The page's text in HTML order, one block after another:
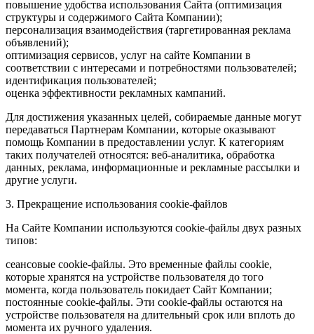
повышение удобства использования Сайта (оптимизация
структуры и содержимого Сайта Компании);
персонализация взаимодействия (таргетированная реклама
объявлений);
оптимизация сервисов, услуг на сайте Компании в
соответствии с интересами и потребностями пользователей;
идентификация пользователей;
оценка эффективности рекламных кампаний.
Для достижения указанных целей, собираемые данные могут
передаваться Партнерам Компании, которые оказывают
помощь Компании в предоставлении услуг. К категориям
таких получателей относятся: веб-аналитика, обработка
данных, реклама, информационные и рекламные рассылки и
другие услуги.
3. Прекращение использования cookie-файлов
На Сайте Компании используются cookie-файлы двух разных
типов:
сеансовые cookie-файлы. Это временные файлы cookie,
которые хранятся на устройстве пользователя до того
момента, когда пользователь покидает Сайт Компании;
постоянные cookie-файлы. Эти cookie-файлы остаются на
устройстве пользователя на длительный срок или вплоть до
момента их ручного удаления.